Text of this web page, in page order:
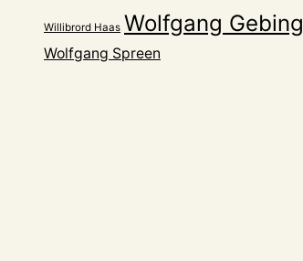
Willibrord Haas Wolfgang Gebing
Wolfgang Spreen